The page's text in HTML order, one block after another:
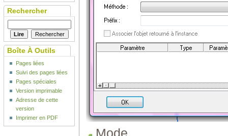
Rechercher
Boîte À Outils
Pages liées
Suivi des pages liées
Pages spéciales
Version imprimable
Adresse de cette
version
Imprimer en PDF